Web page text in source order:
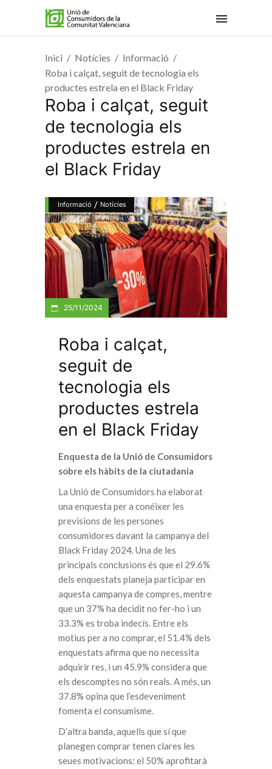
Inici Notícies
Informació
Roba i calçat, seguit de tecnologia els
productes estrela en el Black Friday
Roba i calçat, seguit
de tecnologia els
productes estrela en
el Black Friday
Informació / Notícies
25/11/2024
Roba i calçat,
seguit de
tecnologia els
productes estrela
en el Black Friday
Enquesta de la Unió de Consumidors
sobre els hàbits de la ciutadania
La Unió de Consumidors ha elaborat
una enquesta per a conéixer les
previsions de les persones
consumidores davant la campanya del
Black Friday 2024. Una de les
principals conclusions és que el 29.6%
dels enquestats planeja participar en
aquesta campanya de compres, mentre
que un 37% ha decidit no fer-ho i un
33.3% es troba indecís. Entre els
motius per a no comprar, el 51.4% dels
enquestats afirma que no necessita
adquirir res, i un 45.9% considera que
els descomptes no són reals. A més, un
37.8% opina que l’esdeveniment
fomenta el consumisme.
D’altra banda, aquells que sí que
planegen comprar tenen clares les
seues motivacions: el 50% aprofitarà